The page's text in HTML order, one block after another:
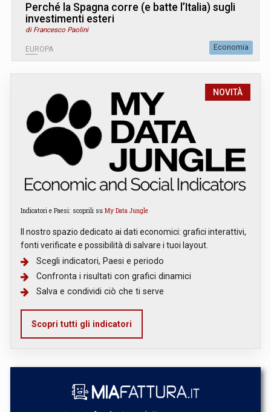
Perché la Spagna corre (e batte l’Italia) sugli
investimenti esteri
di Francesco Paolini
EUROPA Economia
NOVITÀ
Indicatori e Paesi: scoprili su My Data Jungle
Il nostro spazio dedicato ai dati economici: grafici interattivi,
fonti verificate e possibilità di salvare i tuoi layout.
Scegli indicatori, Paesi e periodo
Confronta i risultati con grafici dinamici
Salva e condividi ciò che ti serve
Scopri tutti gli indicatori